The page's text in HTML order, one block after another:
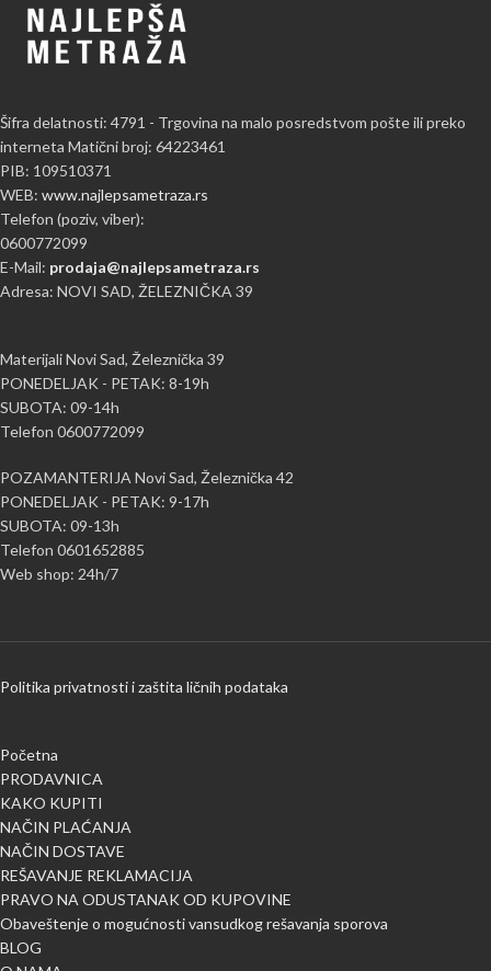
Šifra delatnosti: 4791 - Trgovina na malo posredstvom pošte ili preko
interneta Matični broj: 64223461
PIB: 109510371
WEB: www.najlepsametraza.rs
Telefon (poziv, viber):
0600772099
E-Mail: prodaja@najlepsametraza.rs
Adresa: NOVI SAD, ŽELEZNIČKA 39
Materijali Novi Sad, Železnička 39
PONEDELJAK - PETAK: 8-19h
SUBOTA: 09-14h
Telefon 0600772099
POZAMANTERIJA Novi Sad, Železnička 42
PONEDELJAK - PETAK: 9-17h
SUBOTA: 09-13h
Telefon 0601652885
Web shop: 24h/7
Politika privatnosti i zaštita ličnih podataka
Početna
PRODAVNICA
KAKO KUPITI
NAČIN PLAĆANJA
NAČIN DOSTAVE
REŠAVANJE REKLAMACIJA
PRAVO NA ODUSTANAK OD KUPOVINE
Obaveštenje o mogućnosti vansudkog rešavanja sporova
BLOG